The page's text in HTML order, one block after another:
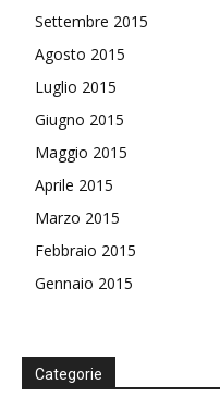
Settembre 2015
Agosto 2015
Luglio 2015
Giugno 2015
Maggio 2015
Aprile 2015
Marzo 2015
Febbraio 2015
Gennaio 2015
Categorie